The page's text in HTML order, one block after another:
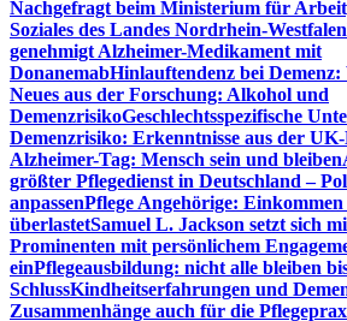
Nachgefragt beim Ministerium für
Soziales des Landes Nordrhein-Westfalen
genehmigt Alzheimer-Medikament mit
DonanemabHinlauftendenz bei Demenz:
Neues aus der Forschung: Alkohol und
DemenzrisikoGeschlechtsspezifische
Demenzrisiko: Erkenntnisse aus der
Alzheimer-Tag: Mensch sein und bleiben
größter Pflegedienst in Deutschland –
anpassenPflege Angehörige:
überlastetSamuel L. Jackson setzt sich
Prominenten mit persönlichem
einPflegeausbildung: nicht alle bleiben
SchlussKindheitserfahrungen und
Zusammenhänge auch für die